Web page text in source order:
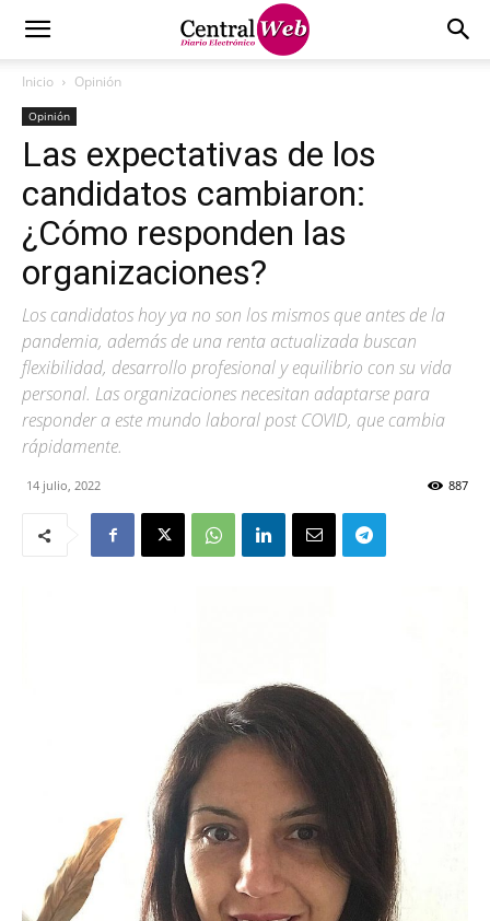
Inicio Opinión
Opinión
Las expectativas de los
candidatos cambiaron:
¿Cómo responden las
organizaciones?
Los candidatos hoy ya no son los mismos que antes de la
pandemia, además de una renta actualizada buscan
flexibilidad, desarrollo profesional y equilibrio con su vida
personal. Las organizaciones necesitan adaptarse para
responder a este mundo laboral post COVID, que cambia
rápidamente.
14 julio, 2022 887